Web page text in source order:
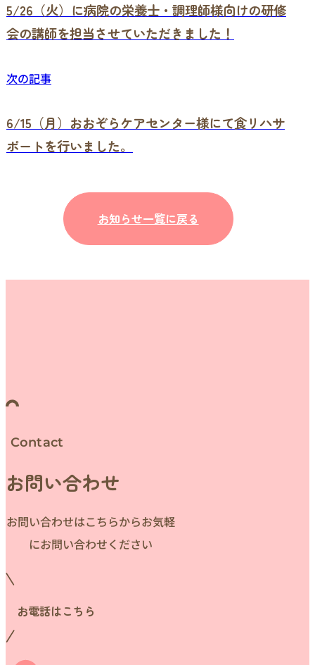
5/26（火）に病院の栄養士・調理師様向けの研修
会の講師を担当させていただきました！
次の記事
6/15（月）おおぞらケアセンター様にて食リハサ
ポートを行いました。
お知らせ一覧に戻る
Contact
お問い合わせ
お問い合わせはこちらからお気軽
にお問い合わせください
お電話はこちら